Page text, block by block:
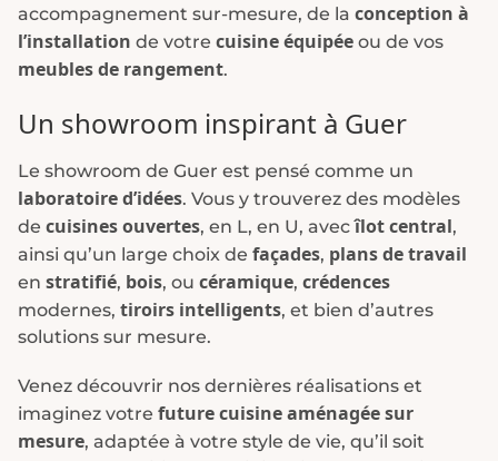
accompagnement sur-mesure, de la conception à
l’installation de votre cuisine équipée ou de vos
meubles de rangement.
Un showroom inspirant à Guer
Le showroom de Guer est pensé comme un
laboratoire d’idées. Vous y trouverez des modèles
de cuisines ouvertes, en L, en U, avecîlot central,
ainsi qu’un large choix de façades, plans de travail
en stratifié, bois, ou céramique, crédences
modernes, tiroirs intelligents, et bien d’autres
solutions sur mesure.
Venez découvrir nos dernières réalisations et
imaginez votre future cuisine aménagée sur
mesure, adaptée à votre style de vie, qu’il soit